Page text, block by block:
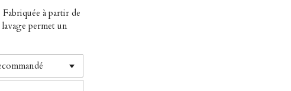
à partir de
permet un